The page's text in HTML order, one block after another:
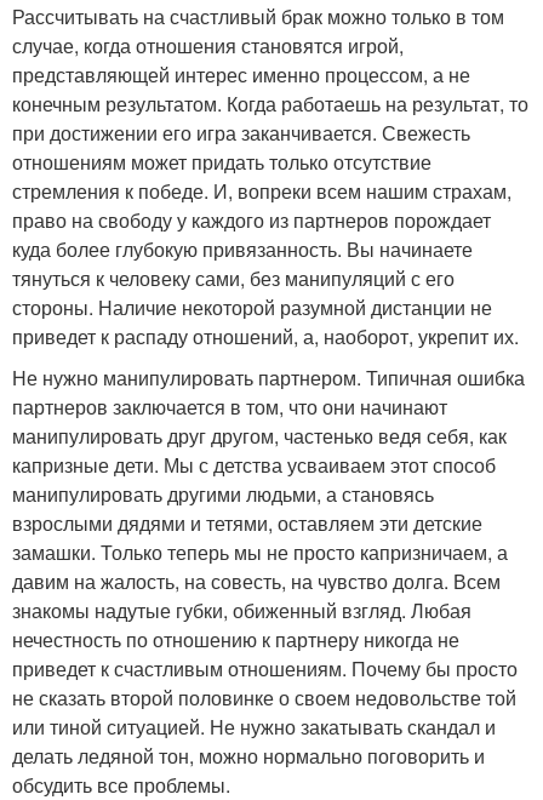
Рассчитывать на счастливый брак можно только в том
случае, когда отношения становятся игрой,
представляющей интерес именно процессом, а не
конечным результатом. Когда работаешь на результат, то
при достижении его игра заканчивается. Свежесть
отношениям может придать только отсутствие
стремления к победе. И, вопреки всем нашим страхам,
право на свободу у каждого из партнеров порождает
куда более глубокую привязанность. Вы начинаете
тянуться к человеку сами, без манипуляций с его
стороны. Наличие некоторой разумной дистанции не
приведет к распаду отношений, а, наоборот, укрепит их.
Не нужно манипулировать партнером. Типичная ошибка
партнеров заключается в том, что они начинают
манипулировать друг другом, частенько ведя себя, как
капризные дети. Мы с детства усваиваем этот способ
манипулировать другими людьми, а становясь
взрослыми дядями и тетями, оставляем эти детские
замашки. Только теперь мы не просто капризничаем, а
давим на жалость, на совесть, на чувство долга. Всем
знакомы надутые губки, обиженный взгляд. Любая
нечестность по отношению к партнеру никогда не
приведет к счастливым отношениям. Почему бы просто
не сказать второй половинке о своем недовольстве той
или тиной ситуацией. Не нужно закатывать скандал и
делать ледяной тон, можно нормально поговорить и
обсудить все проблемы.